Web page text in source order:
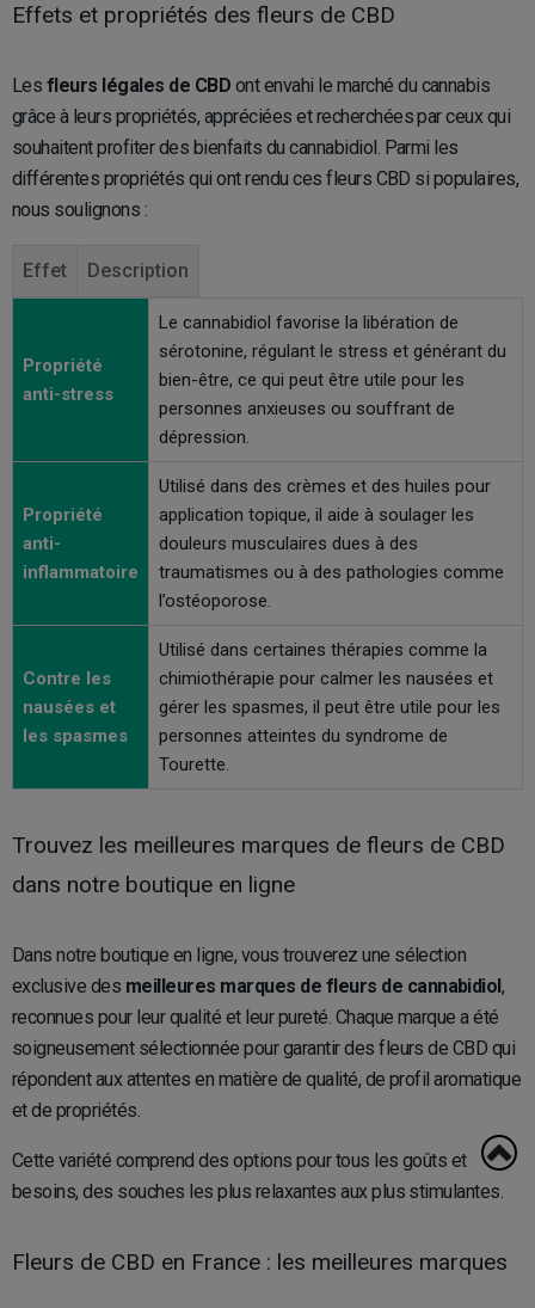
Effets et propriétés des fleurs de CBD
Les fleurs légales de CBD ont envahi le marché du cannabis
grâce à leurs propriétés, appréciées et recherchées par ceux qui
souhaitent profiter des bienfaits du cannabidiol. Parmi les
différentes propriétés qui ont rendu ces fleurs CBD si populaires,
nous soulignons :
Effet Description
Propriété
anti-stress
Le cannabidiol favorise la libération de
sérotonine, régulant le stress et générant du
bien-être, ce qui peut être utile pour les
personnes anxieuses ou souffrant de
dépression.
Propriété
anti-
inflammatoire
Utilisé dans des crèmes et des huiles pour
application topique, il aide à soulager les
douleurs musculaires dues à des
traumatismes ou à des pathologies comme
l’ostéoporose.
Contre les
nausées et
les spasmes
Utilisé dans certaines thérapies comme la
chimiothérapie pour calmer les nausées et
gérer les spasmes, il peut être utile pour les
personnes atteintes du syndrome de
Tourette.
Trouvez les meilleures marques de fleurs de CBD
dans notre boutique en ligne
Dans notre boutique en ligne, vous trouverez une sélection
exclusive des meilleures marques de fleurs de cannabidiol,
reconnues pour leur qualité et leur pureté. Chaque marque a été
soigneusement sélectionnée pour garantir des fleurs de CBD qui
répondent aux attentes en matière de qualité, de profil aromatique
et de propriétés.
Cette variété comprend des options pour tous les goûts et
besoins, des souches les plus relaxantes aux plus stimulantes.
Fleurs de CBD en France : les meilleures marques